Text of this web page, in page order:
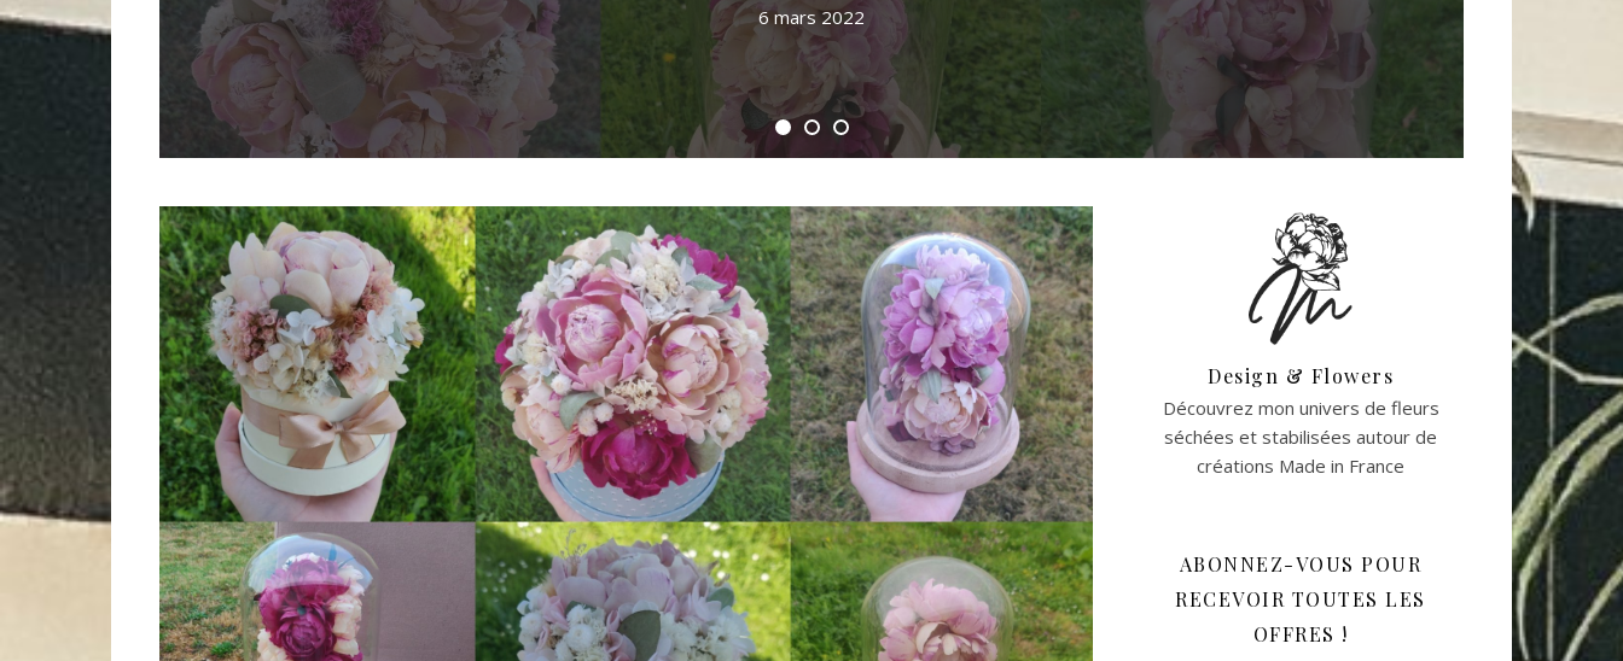
6 mars 2022
Design & Flowers
Découvrez mon univers de fleurs
séchées et stabilisées autour de
créations Made in France
ABONNEZ-VOUS POUR
RECEVOIR TOUTES LES
OFFRES !